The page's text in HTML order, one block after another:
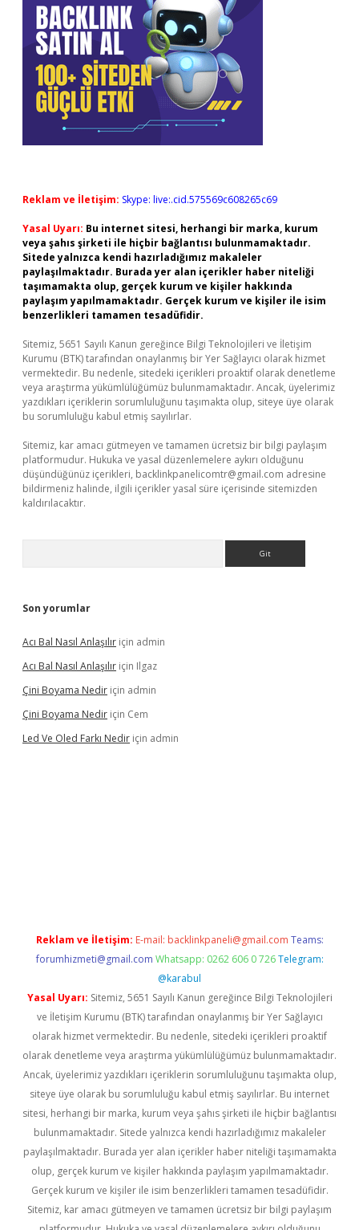
Reklam ve İletişim: Skype: live:.cid.575569c608265c69
Yasal Uyarı: Bu internet sitesi, herhangi bir marka, kurum
veya şahıs şirketi ile hiçbir bağlantısı bulunmamaktadır.
Sitede yalnızca kendi hazırladığımız makaleler
paylaşılmaktadır. Burada yer alan içerikler haber niteliği
taşımamakta olup, gerçek kurum ve kişiler hakkında
paylaşım yapılmamaktadır. Gerçek kurum ve kişiler ile isim
benzerlikleri tamamen tesadüfidir.
Sitemiz, 5651 Sayılı Kanun gereğince Bilgi Teknolojileri ve İletişim
Kurumu (BTK) tarafından onaylanmış bir Yer Sağlayıcı olarak hizmet
vermektedir. Bu nedenle, sitedeki içerikleri proaktif olarak denetleme
veya araştırma yükümlülüğümüz bulunmamaktadır. Ancak, üyelerimiz
yazdıkları içeriklerin sorumluluğunu taşımakta olup, siteye üye olarak
bu sorumluluğu kabul etmiş sayılırlar.
Sitemiz, kar amacı gütmeyen ve tamamen ücretsiz bir bilgi paylaşım
platformudur. Hukuka ve yasal düzenlemelere aykırı olduğunu
düşündüğünüz içerikleri, backlinkpanelicomtr@gmail.com adresine
bildirmeniz halinde, ilgili içerikler yasal süre içerisinde sitemizden
kaldırılacaktır.
Son yorumlar
Acı Bal Nasıl Anlaşılır için admin
Acı Bal Nasıl Anlaşılır için Ilgaz
Çini Boyama Nedir için admin
Çini Boyama Nedir için Cem
Led Ve Oled Farkı Nedir için admin
Reklam ve İletişim: E-mail: backlinkpaneli@gmail.com Teams:
forumhizmeti@gmail.com Whatsapp: 0262 606 0 726 Telegram:
@karabul
Yasal Uyarı: Sitemiz, 5651 Sayılı Kanun gereğince Bilgi Teknolojileri
ve İletişim Kurumu (BTK) tarafından onaylanmış bir Yer Sağlayıcı
olarak hizmet vermektedir. Bu nedenle, sitedeki içerikleri proaktif
olarak denetleme veya araştırma yükümlülüğümüz bulunmamaktadır.
Ancak, üyelerimiz yazdıkları içeriklerin sorumluluğunu taşımakta olup,
siteye üye olarak bu sorumluluğu kabul etmiş sayılırlar. Bu internet
sitesi, herhangi bir marka, kurum veya şahıs şirketi ile hiçbir bağlantısı
bulunmamaktadır. Sitede yalnızca kendi hazırladığımız makaleler
paylaşılmaktadır. Burada yer alan içerikler haber niteliği taşımamakta
olup, gerçek kurum ve kişiler hakkında paylaşım yapılmamaktadır.
Gerçek kurum ve kişiler ile isim benzerlikleri tamamen tesadüfidir.
Sitemiz, kar amacı gütmeyen ve tamamen ücretsiz bir bilgi paylaşım